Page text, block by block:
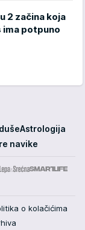
2 začina koja
ima potpuno
Astrologija
navike
o kolačićima